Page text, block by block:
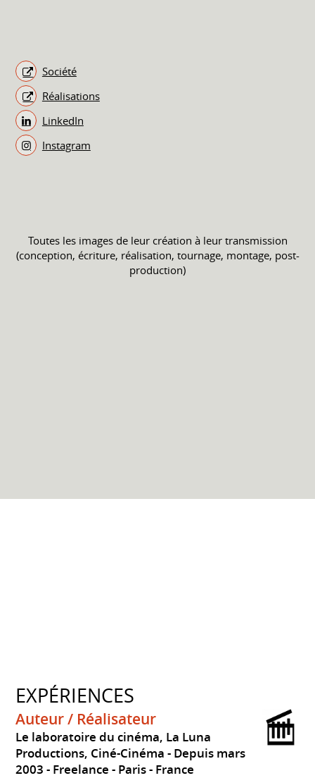
Société
Réalisations
LinkedIn
Instagram
Toutes les images de leur création à leur transmission
(conception, écriture, réalisation, tournage, montage, post-
production)
EXPÉRIENCES
Auteur / Réalisateur
Le laboratoire du cinéma, La Luna
Productions, Ciné-Cinéma
Depuis mars
2003 Freelance Paris France